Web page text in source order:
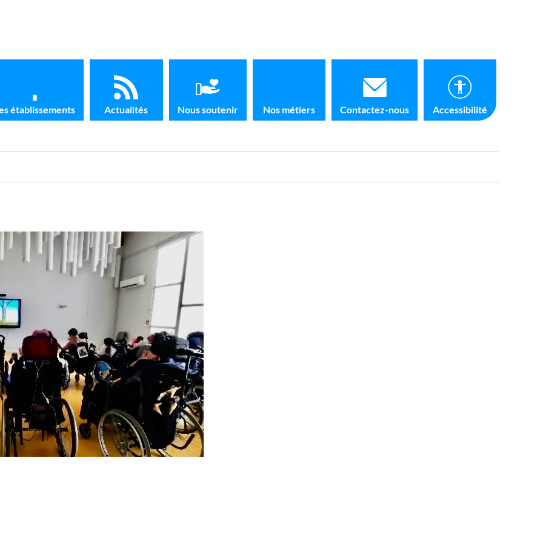
établissements Actualités Nous soutenir Nos métiers Contactez-nous Accessibilité